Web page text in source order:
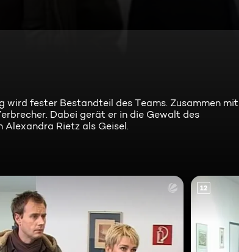
fester Bestandteil des Teams. Zusammen mit
Dabei gerät er in die Gewalt des
Alexandra Rietz als Geisel.
12